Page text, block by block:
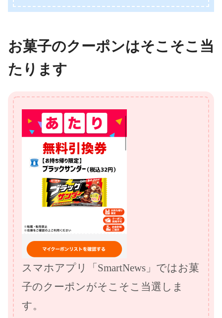
お菓子のクーポンはそこそこ当
たります
スマホアプリ「SmartNews」ではお菓
子のクーポンがそこそこ当選しま
す。